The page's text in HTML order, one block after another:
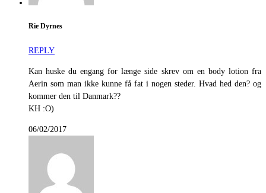
Rie Dyrnes
REPLY
Kan huske du engang for længe side skrev om en body lotion fra
Aerin som man ikke kunne få fat i nogen steder. Hvad hed den? og
kommer den til Danmark??
KH :O)
06/02/2017